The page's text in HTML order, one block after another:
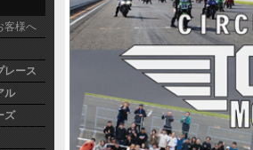
客様へ
レース
ル
ズ